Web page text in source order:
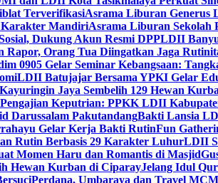
TerverifikasiAsrama Liburan Generus
Karakter MandiriAsrama Liburan
Dukung Akun Resmi DPPLDII
Rapor, Orang Tua Diingatkan Jaga
0905 Gelar Seminar Kebangsaan:
LDII Batujajar Bersama YPKI Gelar
Jaya Sembelih 129 Hewan
Pengajian Keputrian: PPKK LDII
Darussalam PakutandangBakti Lansia
Gelar Kerja Bakti RutinFun
Rutin Berbasis 29 Karakter LuhurLDII
Momen Haru dan Romantis di Masjid
Hewan Kurban di CiparayJelang Idul
Perdana, Umbaraya dan Travel